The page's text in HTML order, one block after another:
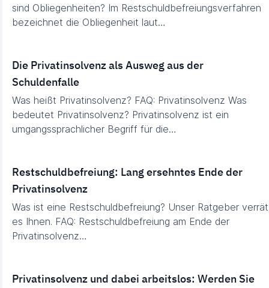
sind Obliegenheiten? Im Restschuldbefreiungsverfahren
bezeichnet die Obliegenheit laut…
Die Privatinsolvenz als Ausweg aus der
Schuldenfalle
Was heißt Privatinsolvenz? FAQ: Privatinsolvenz Was
bedeutet Privatinsolvenz? Privatinsolvenz ist ein
umgangssprachlicher Begriff für die…
Restschuldbefreiung: Lang ersehntes Ende der
Privatinsolvenz
Was ist eine Restschuldbefreiung? Unser Ratgeber verrät
es Ihnen. FAQ: Restschuldbefreiung am Ende der
Privatinsolvenz…
Privatinsolvenz und dabei arbeitslos: Werden Sie